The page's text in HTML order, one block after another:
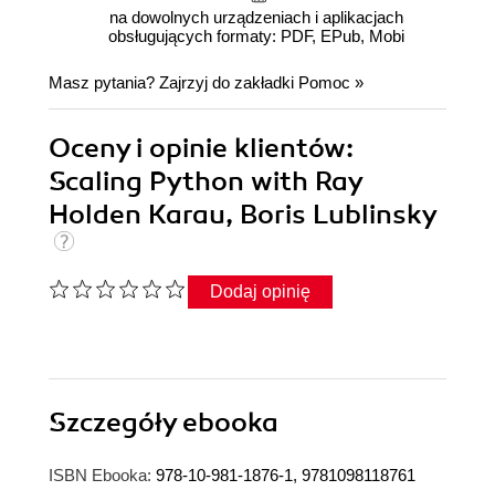
na dowolnych urządzeniach i aplikacjach
obsługujących formaty: PDF, EPub, Mobi
Masz pytania? Zajrzyj do zakładki Pomoc »
Oceny i opinie klientów:
Scaling Python with Ray
Holden Karau, Boris Lublinsky
Dodaj opinię
Szczegółyebooka
ISBN Ebooka: 978-10-981-1876-1, 9781098118761